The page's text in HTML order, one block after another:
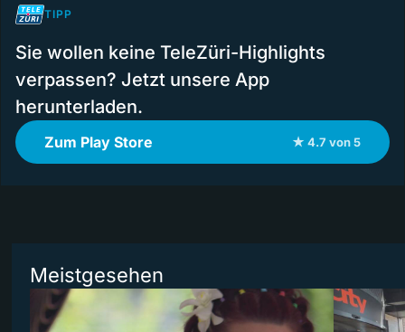
TIPP
Sie wollen keine TeleZüri-Highlights
verpassen? Jetzt unsere App
herunterladen.
Zum Play Store ★ 4.7 von 5
Meistgesehen